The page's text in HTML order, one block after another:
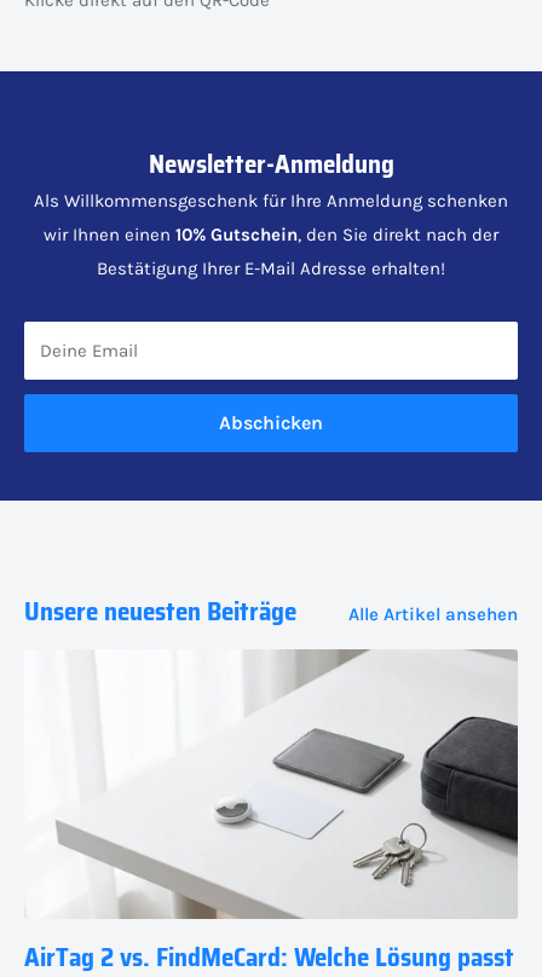
Newsletter-Anmeldung
Als Willkommensgeschenk für Ihre Anmeldung schenken
wir Ihnen einen 10% Gutschein, den Sie direkt nach der
Bestätigung Ihrer E-Mail Adresse erhalten!
Deine Email
Abschicken
Unsere neuesten Beiträge Alle Artikel ansehen
AirTag 2 vs. FindMeCard: Welche Lösung passt